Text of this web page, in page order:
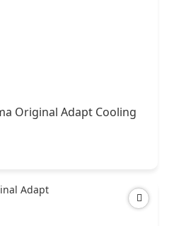
Original Adapt Cooling